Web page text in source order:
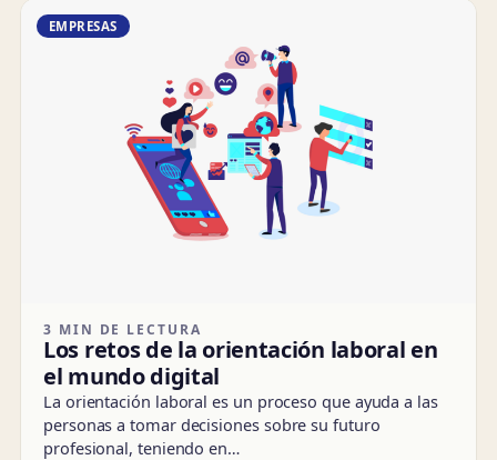
EMPRESAS
3 MIN DE LECTURA
Los retos de la orientación laboral en
el mundo digital
La orientación laboral es un proceso que ayuda a las
personas a tomar decisiones sobre su futuro
profesional, teniendo en…